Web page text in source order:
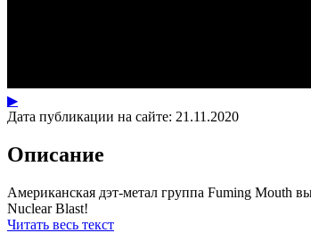
▶
Дата публикации на сайте: 21.11.2020
Описание
Американская дэт-метал группа Fuming Mouth
Nuclear Blast!
Читать весь текст